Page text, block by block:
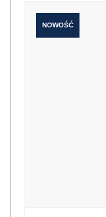
NOWOŚĆ